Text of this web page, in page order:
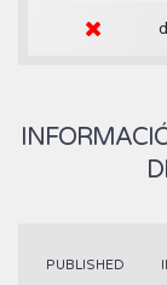
PUBLISHED